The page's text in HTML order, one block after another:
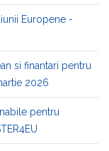
Europene -
si finantari pentru
2026
pentru